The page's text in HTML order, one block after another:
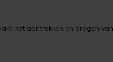
het aantrekken en dragen van